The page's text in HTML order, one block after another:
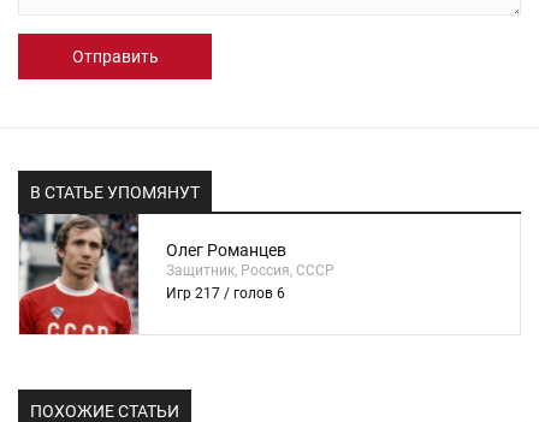
Отправить
В СТАТЬЕ УПОМЯНУТ
Олег Романцев
Защитник, Россия, СССР
Игр 217 / голов 6
ПОХОЖИЕ СТАТЬИ